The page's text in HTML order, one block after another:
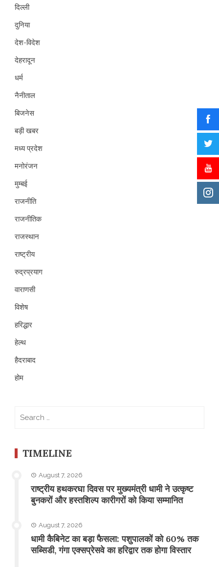
दिल्ली
दुनिया
देश-विदेश
देहरादून
धर्म
नैनीताल
बिजनेस
बड़ी खबर
मध्य प्रदेश
मनोरंजन
मुम्बई
राजनीति
राजनीतिक
राजस्थान
राष्ट्रीय
रुद्रप्रयाग
वाराणसी
विशेष
हरिद्धार
हेल्थ
हैदराबाद
होम
TIMELINE
August 7, 2026
राष्ट्रीय हथकरघा दिवस पर मुख्यमंत्री धामी ने उत्कृष्ट
बुनकरों और हस्तशिल्प कारीगरों को किया सम्मानित
August 7, 2026
​धामी कैबिनेट का बड़ा फैसला: पशुपालकों को 60% तक
सब्सिडी, गंगा एक्सप्रेसवे का हरिद्वार तक होगा विस्तार